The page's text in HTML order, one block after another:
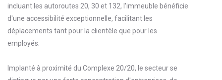
incluant les autoroutes 20, 30 et 132, l'immeuble bénéficie
d'une accessibilité exceptionnelle, facilitant les
déplacements tant pour la clientèle que pour les
employés.
Implanté à proximité du Complexe 20/20, le secteur se